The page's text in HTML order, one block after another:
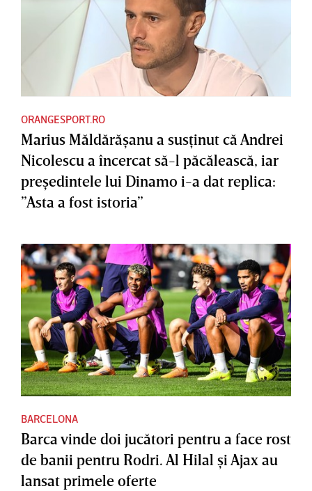
ORANGESPORT.RO
Marius Măldărăşanu a susţinut că Andrei
Nicolescu a încercat să-l păcălească, iar
preşedintele lui Dinamo i-a dat replica:
”Asta a fost istoria”
BARCELONA
Barca vinde doi jucători pentru a face rost
de banii pentru Rodri. Al Hilal şi Ajax au
lansat primele oferte